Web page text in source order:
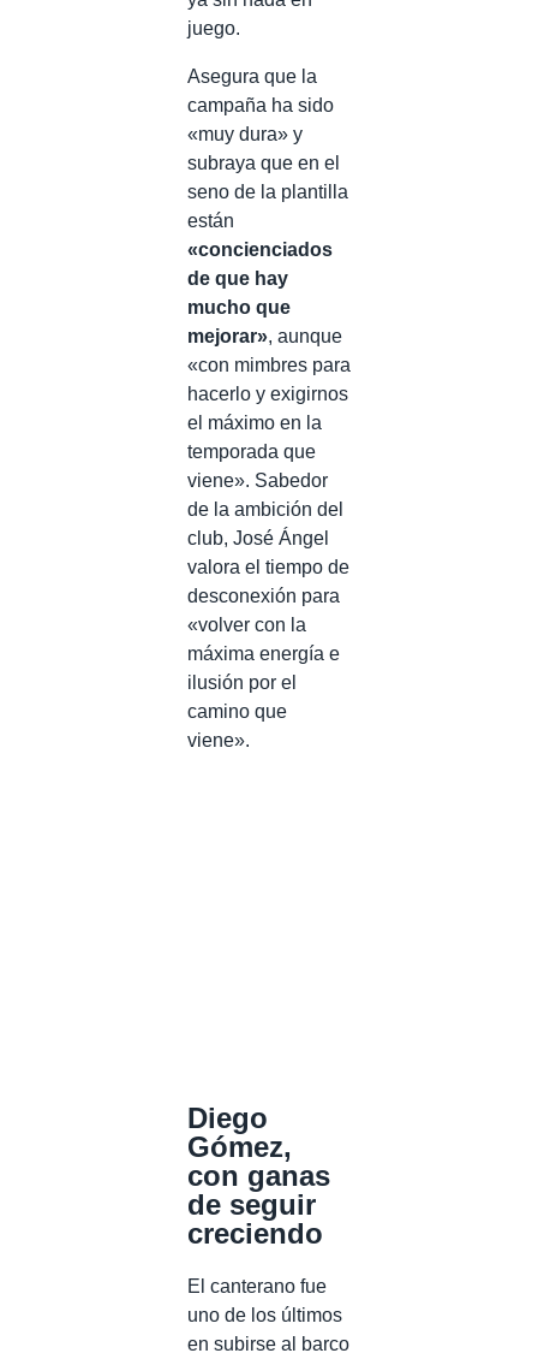
juego.
Asegura que la
campaña ha sido
«muy dura» y
subraya que en el
seno de la plantilla
están
«concienciados
de que hay
mucho que
mejorar», aunque
«con mimbres para
hacerlo y exigirnos
el máximo en la
temporada que
viene». Sabedor
de la ambición del
club, José Ángel
valora el tiempo de
desconexión para
«volver con la
máxima energía e
ilusión por el
camino que
viene».
Diego
Gómez,
con ganas
de seguir
creciendo
El canterano fue
uno de los últimos
en subirse al barco